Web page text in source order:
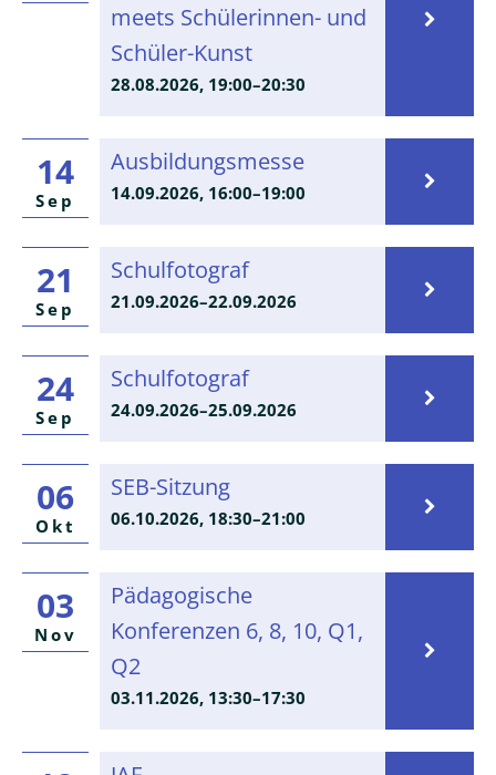
meets Schülerinnen- und
Schüler-Kunst
28.08.2026, 19:00–20:30
Hollywood
Schülerinnen-
Schüler-
Kunst
14
Sep
Ausbildungsmesse
14.09.2026, 16:00–19:00
21
Sep
Schulfotograf
21.09.2026–22.09.2026
24
Sep
Schulfotograf
24.09.2026–25.09.2026
06
Okt
SEB-Sitzung
06.10.2026, 18:30–21:00
Sitzung
03
Nov
Pädagogische
Konferenzen 6, 8, 10, Q1,
Q2
03.11.2026, 13:30–17:30